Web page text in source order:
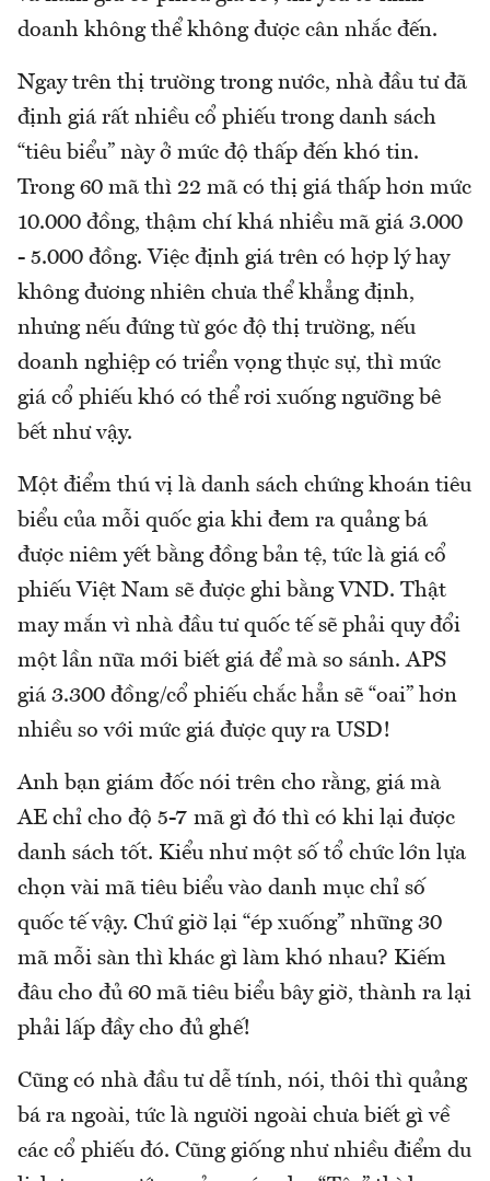
doanh không thể không được cân nhắc đến.
Ngay trên thị trường trong nước, nhà đầu tư đã
định giá rất nhiều cổ phiếu trong danh sách
“tiêu biểu” này ở mức độ thấp đến khó tin.
Trong 60 mã thì 22 mã có thị giá thấp hơn mức
10.000 đồng, thậm chí khá nhiều mã giá 3.000
- 5.000 đồng. Việc định giá trên có hợp lý hay
không đương nhiên chưa thể khẳng định,
nhưng nếu đứng từ góc độ thị trường, nếu
doanh nghiệp có triển vọng thực sự, thì mức
giá cổ phiếu khó có thể rơi xuống ngưỡng bê
bết như vậy.
Một điểm thú vị là danh sách chứng khoán tiêu
biểu của mỗi quốc gia khi đem ra quảng bá
được niêm yết bằng đồng bản tệ, tức là giá cổ
phiếu Việt Nam sẽ được ghi bằng VND. Thật
may mắn vì nhà đầu tư quốc tế sẽ phải quy đổi
một lần nữa mới biết giá để mà so sánh. APS
giá 3.300 đồng/cổ phiếu chắc hẳn sẽ “oai” hơn
nhiều so với mức giá được quy ra USD!
Anh bạn giám đốc nói trên cho rằng, giá mà
AE chỉ cho độ 5-7 mã gì đó thì có khi lại được
danh sách tốt. Kiểu như một số tổ chức lớn lựa
chọn vài mã tiêu biểu vào danh mục chỉ số
quốc tế vậy. Chứ giờ lại “ép xuống” những 30
mã mỗi sàn thì khác gì làm khó nhau? Kiếm
đâu cho đủ 60 mã tiêu biểu bây giờ, thành ra lại
phải lấp đầy cho đủ ghế!
Cũng có nhà đầu tư dễ tính, nói, thôi thì quảng
bá ra ngoài, tức là người ngoài chưa biết gì về
các cổ phiếu đó. Cũng giống như nhiều điểm du